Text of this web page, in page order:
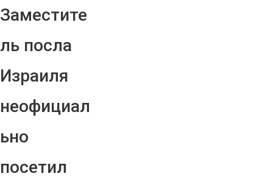
Заместите
ль посла
Израиля
неофициал
ьно
посетил